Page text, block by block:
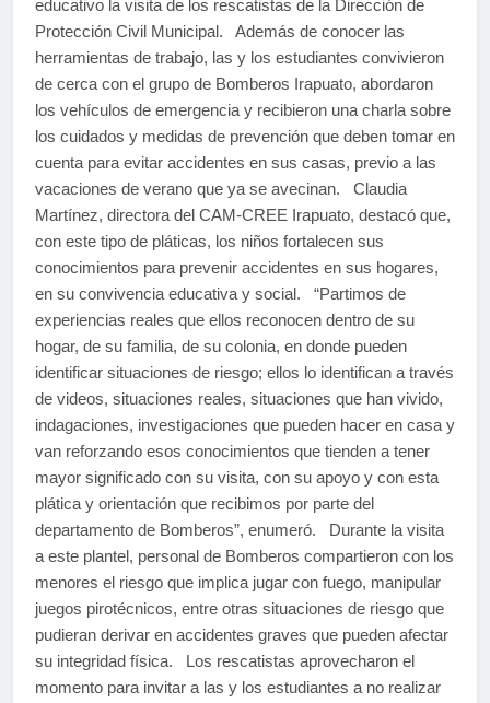
educativo la visita de los rescatistas de la Dirección de
Protección Civil Municipal. Además de conocer las
herramientas de trabajo, las y los estudiantes convivieron
de cerca con el grupo de Bomberos Irapuato, abordaron
los vehículos de emergencia y recibieron una charla sobre
los cuidados y medidas de prevención que deben tomar en
cuenta para evitar accidentes en sus casas, previo a las
vacaciones de verano que ya se avecinan. Claudia
Martínez, directora del CAM-CREE Irapuato, destacó que,
con este tipo de pláticas, los niños fortalecen sus
conocimientos para prevenir accidentes en sus hogares,
en su convivencia educativa y social. “Partimos de
experiencias reales que ellos reconocen dentro de su
hogar, de su familia, de su colonia, en donde pueden
identificar situaciones de riesgo; ellos lo identifican a través
de videos, situaciones reales, situaciones que han vivido,
indagaciones, investigaciones que pueden hacer en casa y
van reforzando esos conocimientos que tienden a tener
mayor significado con su visita, con su apoyo y con esta
plática y orientación que recibimos por parte del
departamento de Bomberos”, enumeró. Durante la visita
a este plantel, personal de Bomberos compartieron con los
menores el riesgo que implica jugar con fuego, manipular
juegos pirotécnicos, entre otras situaciones de riesgo que
pudieran derivar en accidentes graves que pueden afectar
su integridad física. Los rescatistas aprovecharon el
momento para invitar a las y los estudiantes a no realizar